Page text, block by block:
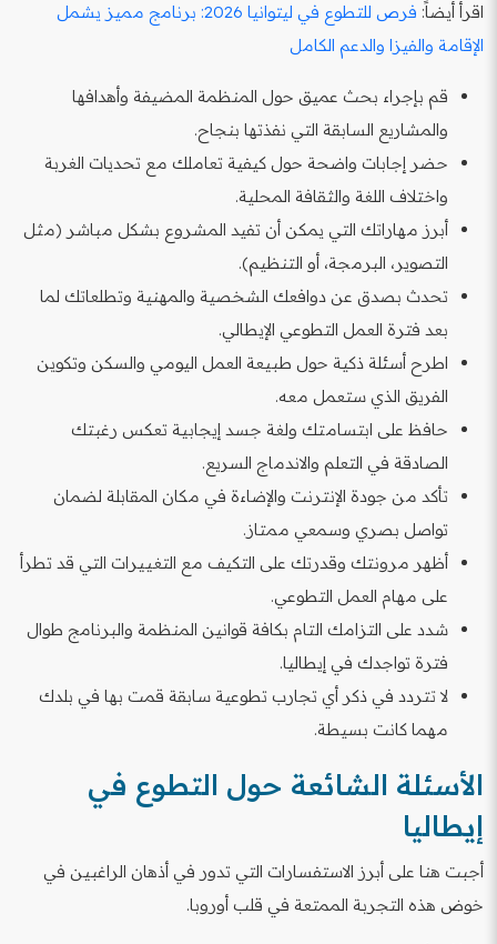
اقرأ أيضاً:
فرص للتطوع في ليتوانيا 2026: برنامج مميز يشمل
الإقامة والفيزا والدعم الكامل
قم بإجراء بحث عميق حول المنظمة المضيفة وأهدافها
والمشاريع السابقة التي نفذتها بنجاح.
حضر إجابات واضحة حول كيفية تعاملك مع تحديات الغربة
واختلاف اللغة والثقافة المحلية.
أبرز مهاراتك التي يمكن أن تفيد المشروع بشكل مباشر (مثل
التصوير، البرمجة، أو التنظيم).
تحدث بصدق عن دوافعك الشخصية والمهنية وتطلعاتك لما
بعد فترة العمل التطوعي الإيطالي.
اطرح أسئلة ذكية حول طبيعة العمل اليومي والسكن وتكوين
الفريق الذي ستعمل معه.
حافظ على ابتسامتك ولغة جسد إيجابية تعكس رغبتك
الصادقة في التعلم والاندماج السريع.
تأكد من جودة الإنترنت والإضاءة في مكان المقابلة لضمان
تواصل بصري وسمعي ممتاز.
أظهر مرونتك وقدرتك على التكيف مع التغييرات التي قد تطرأ
على مهام العمل التطوعي.
شدد على التزامك التام بكافة قوانين المنظمة والبرنامج طوال
فترة تواجدك في إيطاليا.
لا تتردد في ذكر أي تجارب تطوعية سابقة قمت بها في بلدك
مهما كانت بسيطة.
الأسئلة الشائعة حول التطوع في
إيطاليا
أجبت هنا على أبرز الاستفسارات التي تدور في أذهان الراغبين في
خوض هذه التجربة الممتعة في قلب أوروبا.